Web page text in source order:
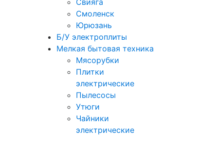
Свияга
Смоленск
Юрюзань
Б/У электроплиты
Мелкая бытовая техника
Мясорубки
Плитки
электрические
Пылесосы
Утюги
Чайники
электрические